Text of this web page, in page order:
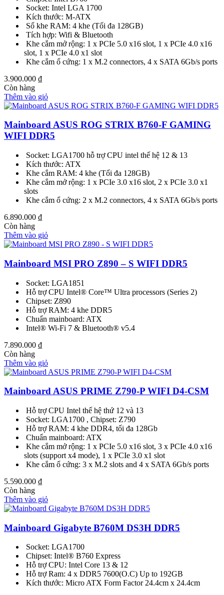
Socket: Intel LGA 1700
Kích thước: M-ATX
Số khe RAM: 4 khe (Tối đa 128GB)
Tích hợp: Wifi & Bluetooth
Khe cắm mở rộng: 1 x PCIe 5.0 x16 slot, 1 x PCIe 4.0 x16
slot, 1 x PCIe 4.0 x1 slot
Khe cắm ổ cứng: 1 x M.2 connectors, 4 x SATA 6Gb/s ports
3.900.000 ₫
Còn hàng
Thêm vào giỏ
Mainboard ASUS ROG STRIX B760-F GAMING
WIFI DDR5
Socket: LGA1700 hỗ trợ CPU intel thế hệ 12 & 13
Kích thước: ATX
Khe cắm RAM: 4 khe (Tối đa 128GB)
Khe cắm mở rộng: 1 x PCIe 3.0 x16 slot, 2 x PCIe 3.0 x1
slots
Khe cắm ổ cứng: 2 x M.2 connectors, 4 x SATA 6Gb/s ports
6.890.000 ₫
Còn hàng
Thêm vào giỏ
Mainboard MSI PRO Z890 – S WIFI DDR5
Socket: LGA1851
Hỗ trợ CPU Intel® Core™ Ultra processors (Series 2)
Chipset: Z890
Hỗ trợ RAM: 4 khe DDR5
Chuẩn mainboard: ATX
Intel® Wi-Fi 7 & Bluetooth® v5.4
7.890.000 ₫
Còn hàng
Thêm vào giỏ
Mainboard ASUS PRIME Z790-P WIFI D4-CSM
Hỗ trợ CPU Intel thế hệ thứ 12 và 13
Socket: LGA1700 , Chipset: Z790
Hỗ trợ RAM: 4 khe DDR4, tối đa 128Gb
Chuẩn mainboard: ATX
Khe cắm mở rộng: 1 x PCIe 5.0 x16 slot, 3 x PCIe 4.0 x16
slots (support x4 mode), 1 x PCIe 3.0 x1 slot
Khe cắm ổ cứng: 3 x M.2 slots and 4 x SATA 6Gb/s ports
5.590.000 ₫
Còn hàng
Thêm vào giỏ
Mainboard Gigabyte B760M DS3H DDR5
Socket: LGA1700
Chipset: Intel® B760 Express
Hỗ trợ CPU: Intel Core 13 & 12
Hỗ trợ Ram: 4 x DDR5 7600(O.C) Up to 192GB
Kích thước: Micro ATX Form Factor 24.4cm x 24.4cm